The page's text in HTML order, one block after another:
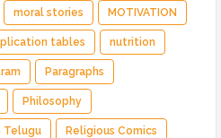
moral stories MOTIVATION
tables nutrition
Paragraphs
Philosophy
Telugu Religious Comics